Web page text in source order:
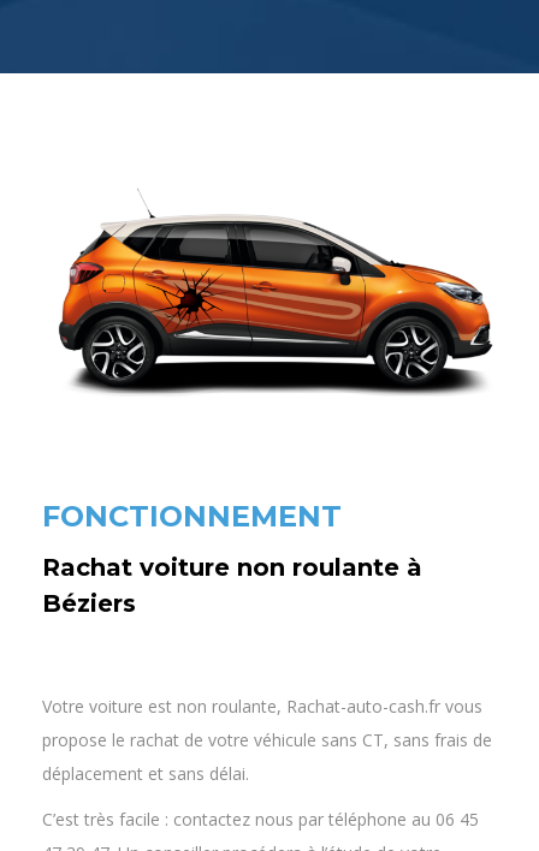
Rachat voiture non roulante à
Votre voiture est non roulante, Rachat-auto-cash.fr vous
propose le rachat de votre véhicule sans CT, sans frais de
C’est très facile : contactez nous par téléphone au 06 45